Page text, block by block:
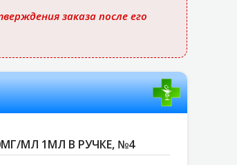
заказа после его
МЛ 1МЛ В РУЧКЕ, №4